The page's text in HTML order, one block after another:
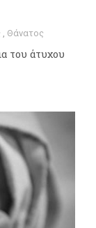
, Θάνατος
του άτυχου